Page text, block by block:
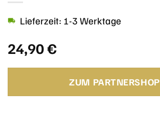
24,90€
Lieferzeit: 1-3 Werktage
ZUM PARTNERSHOP